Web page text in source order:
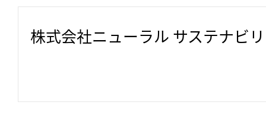
株式会社ニューラル サステナビ